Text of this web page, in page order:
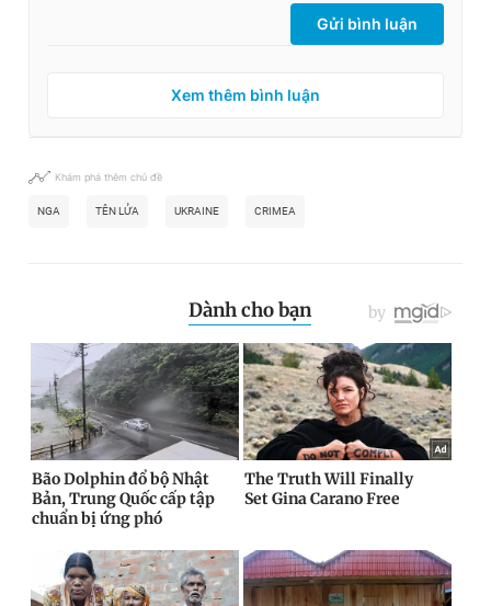
Gửi bình luận
Xem thêm bình luận
Khám phá thêm chủ đề
NGA TÊN LỬA UKRAINE CRIMEA